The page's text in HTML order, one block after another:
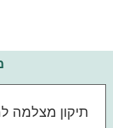
תיקון מצלמה